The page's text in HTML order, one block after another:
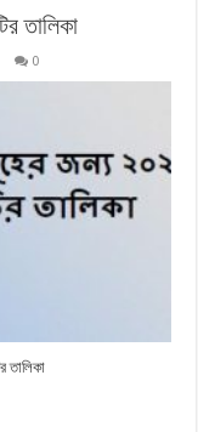
তালিকা
0
তালিকা